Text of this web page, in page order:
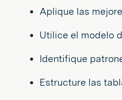
Aplique las
Utilice el modelo
Identifique
Estructure las